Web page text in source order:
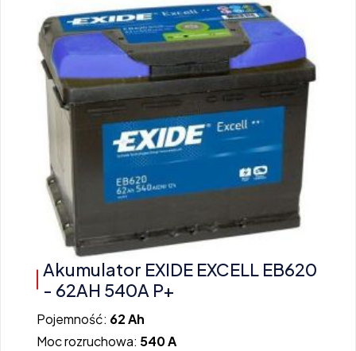
Akumulator EXIDE EXCELL EB620
- 62AH 540A P+
Pojemność: 62 Ah
Moc rozruchowa: 540 A